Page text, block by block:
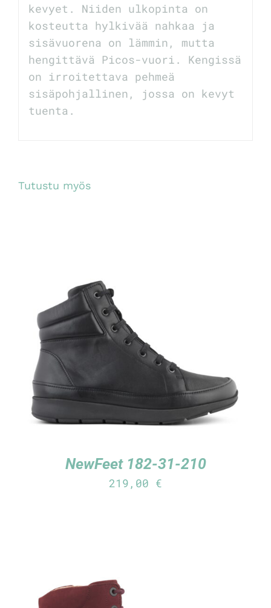
kevyet. Niiden ulkopinta on
kosteutta hylkivää nahkaa ja
sisävuorena on lämmin, mutta
hengittävä Picos-vuori. Kengissä
on irroitettava pehmeä
sisäpohjallinen, jossa on kevyt
tuenta.
Tutustu myös
TUTUSTU TUOTTEESEEN
NewFeet 182-31-210
219,00 €